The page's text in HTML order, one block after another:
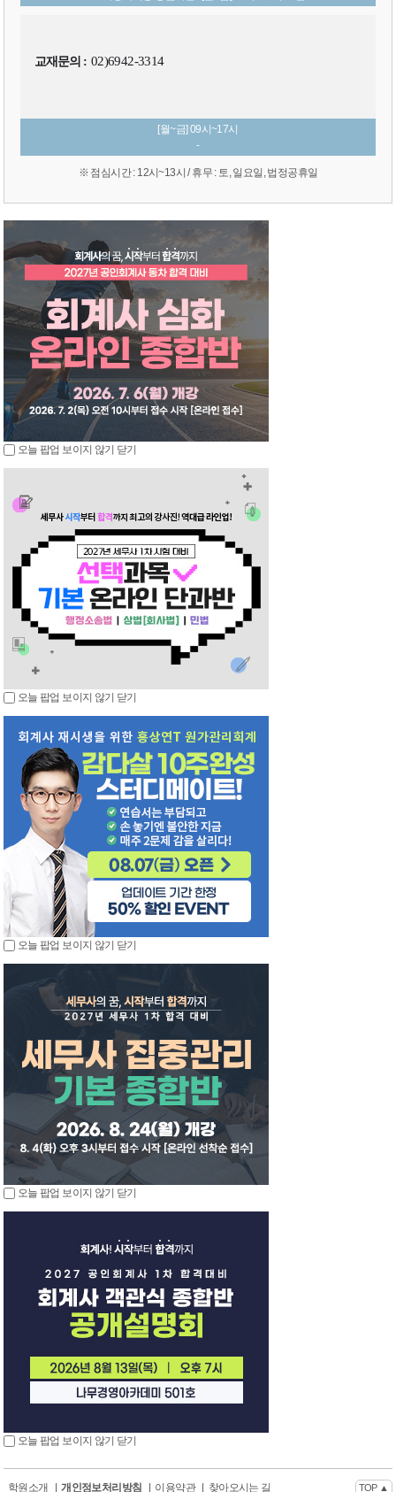
교재문의 : 02)6942-3314
[월~금] 09시~17시
-
※ 점심시간 : 12시~13시 / 휴무 : 토, 일요일, 법정공휴일
오늘 팝업 보이지 않기 닫기
오늘 팝업 보이지 않기 닫기
오늘 팝업 보이지 않기 닫기
오늘 팝업 보이지 않기 닫기
오늘 팝업 보이지 않기 닫기
학원소개 | 개인정보처리방침 | 이용약관 | 찾아오시는 길 TOP ▲